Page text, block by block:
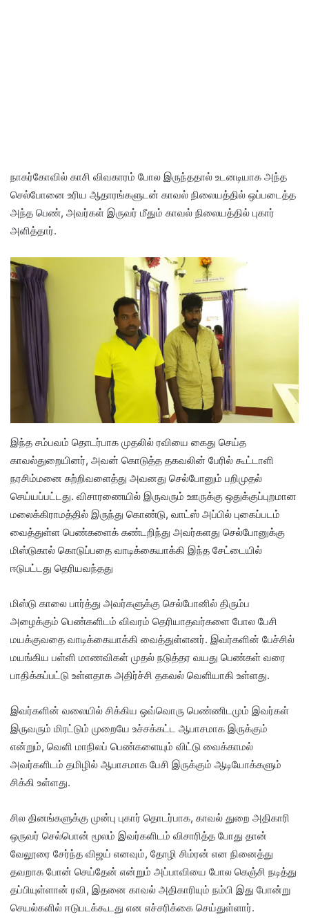
நாகர்கோவில் காசி விவகாரம் போல இருந்ததால் உடனடியாக அந்த
செல்போனை உரிய ஆதாரங்களுடன் காவல் நிலையத்தில் ஒப்படைத்த
அந்த பெண், அவர்கள் இருவர் மீதும் காவல் நிலையத்தில் புகார்
அளித்தார்.
இந்த சம்பவம் தொடர்பாக முதலில் ரவியை கைது செய்த
காவல்துறையினர், அவன் கொடுத்த தகவலின் பேரில் கூட்டாளி
நரசிம்மனை சுற்றிவளைத்து அவனது செல்போனும் பறிமுதல்
செய்யப்பட்டது. விசாரணையில் இருவரும் ஊருக்கு ஒதுக்குப்புறமான
மலைக்கிராமத்தில் இருந்து கொண்டு, வாட்ஸ் அப்பில் புகைப்படம்
வைத்துள்ள பெண்களைக் கண்டறிந்து அவர்களது செல்போனுக்கு
மிஸ்டுகால் கொடுப்பதை வாடிக்கையாக்கி இந்த சேட்டையில்
ஈடுபட்டது தெரியவந்தது
மிஸ்டு காலை பார்த்து அவர்களுக்கு செல்போனில் திரும்ப
அழைக்கும் பெண்களிடம் விவரம் தெரியாதவர்களை போல பேசி
மயக்குவதை வாடிக்கையாக்கி வைத்துள்ளனர். இவர்களின் பேச்சில்
மயங்கிய பள்ளி மாணவிகள் முதல் நடுத்தர வயது பெண்கள் வரை
பாதிக்கப்பட்டு உள்ளதாக அதிர்ச்சி தகவல் வெளியாகி உள்ளது.
இவர்களின் வலையில் சிக்கிய ஒவ்வொரு பெண்ணிடமும் இவர்கள்
இருவரும் மிரட்டும் முறையே உச்சக்கட்ட ஆபாசமாக இருக்கும்
என்றும், வெளி மாநிலப் பெண்களையும் விட்டு வைக்காமல்
அவர்களிடம் தமிழில் ஆபாசமாக பேசி இருக்கும் ஆடியோக்களும்
சிக்கி உள்ளது.
சில தினங்களுக்கு முன்பு புகார் தொடர்பாக, காவல் துறை அதிகாரி
ஒருவர் செல்பொன் மூலம் இவர்களிடம் விசாரித்த போது தான்
வேலூரை சேர்ந்த விஜய் எனவும், தோழி சிம்ரன் என நினைத்து
தவறாக போன் செய்தேன் என்றும் அப்பாவியை போல கெஞ்சி நடித்து
தப்பியுள்ளான் ரவி, இதனை காவல் அதிகாரியும் நம்பி இது போன்று
செயல்களில் ஈடுபடக்கூடது என எச்சரிக்கை செய்துள்ளார்.